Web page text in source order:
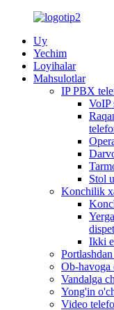
Uy
Yechim
Loyihalar
Mahsulotlar
IP PBX
VoIP
Stol
Konchilik
Ikki
Ob-havoga
Vandalga
Yong'in
Video